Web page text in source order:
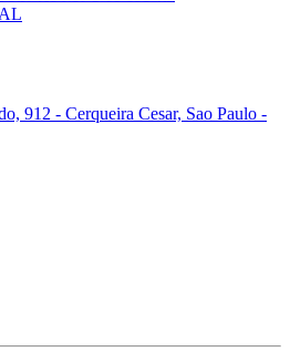
912 - Cerqueira Cesar, Sao Paulo -